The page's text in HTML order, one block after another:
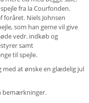
fra la Courfonden.
Niels Johnsen
som han gerne vil give
vedr. indkøb og
samt
til spejle.
med at ønske en glædelig jul
bemærkninger.